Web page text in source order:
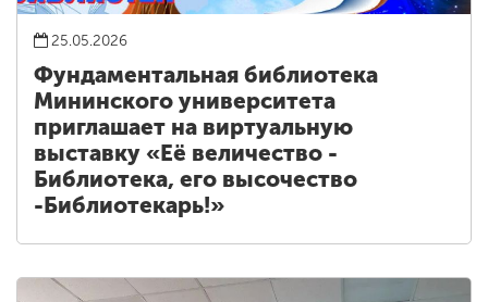
25.05.2026
Фундаментальная библиотека
Мининского университета
приглашает на виртуальную
выставку «Её величество -
Библиотека, его высочество
-Библиотекарь!»